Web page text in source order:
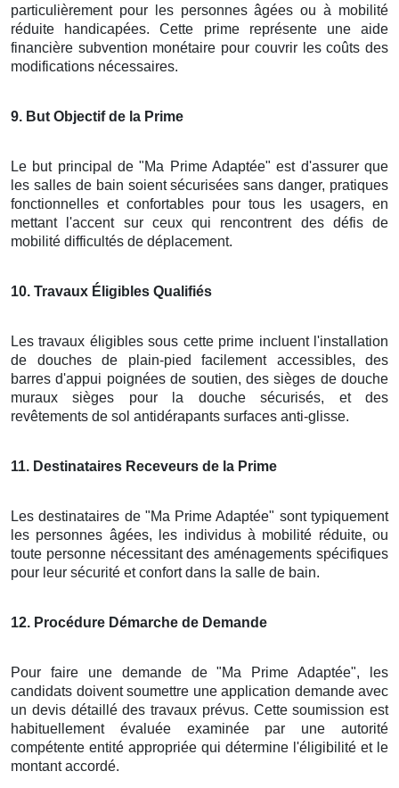
particulièrement pour les personnes âgées ou à mobilité
réduite handicapées. Cette prime représente une aide
financière subvention monétaire pour couvrir les coûts des
modifications nécessaires.
9. But Objectif de la Prime
Le but principal de "Ma Prime Adaptée" est d'assurer que
les salles de bain soient sécurisées sans danger, pratiques
fonctionnelles et confortables pour tous les usagers, en
mettant l'accent sur ceux qui rencontrent des défis de
mobilité difficultés de déplacement.
10. Travaux Éligibles Qualifiés
Les travaux éligibles sous cette prime incluent l'installation
de douches de plain-pied facilement accessibles, des
barres d'appui poignées de soutien, des sièges de douche
muraux sièges pour la douche sécurisés, et des
revêtements de sol antidérapants surfaces anti-glisse.
11. Destinataires Receveurs de la Prime
Les destinataires de "Ma Prime Adaptée" sont typiquement
les personnes âgées, les individus à mobilité réduite, ou
toute personne nécessitant des aménagements spécifiques
pour leur sécurité et confort dans la salle de bain.
12. Procédure Démarche de Demande
Pour faire une demande de "Ma Prime Adaptée", les
candidats doivent soumettre une application demande avec
un devis détaillé des travaux prévus. Cette soumission est
habituellement évaluée examinée par une autorité
compétente entité appropriée qui détermine l'éligibilité et le
montant accordé.